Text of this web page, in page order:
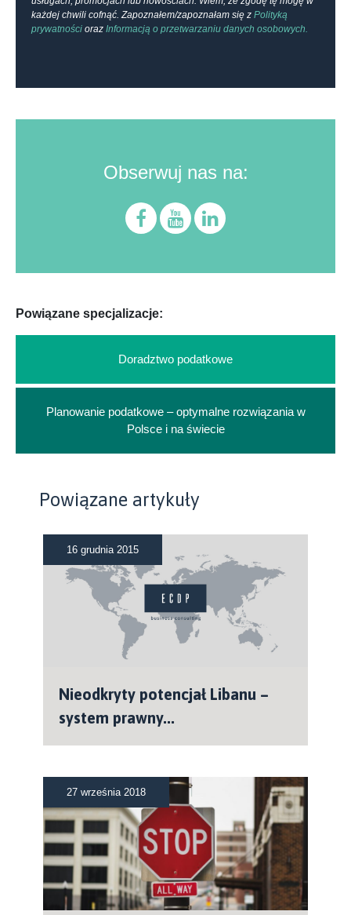
każdej chwili cofnąć. Zapoznałem/zapoznałam się z Polityką
prywatności oraz Informacją o przetwarzaniu danych osobowych.
Obserwuj nas na:
Powiązane specjalizacje:
Doradztwo podatkowe
Planowanie podatkowe – optymalne rozwiązania w
Polsce i na świecie
Powiązane artykuły
16 grudnia 2015
Nieodkryty potencjał Libanu –
system prawny...
27 września 2018